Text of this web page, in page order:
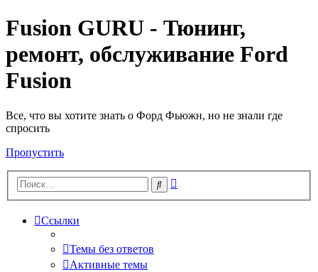
Fusion GURU - Тюнинг,
ремонт, обслуживание Ford
Fusion
Все, что вы хотите знать о Форд Фьюжн, но не знали где
спросить
Пропустить
Поиск
Ссылки
Темы без ответов
Активные темы